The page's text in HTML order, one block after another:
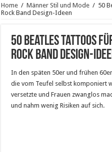
Home / Männer Stil und Mode / 50
Rock Band Design-Ideen
50 Beatles Tattoos
Rock Band Design-
In den späten 50er und frühen 60er
die vom Teufel selbst komponiert
versetzte und Frauen zwanglos
und nahm wenig Risiken auf sich.